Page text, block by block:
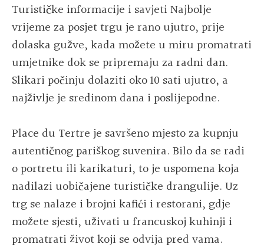
Turističke informacije i savjeti Najbolje
vrijeme za posjet trgu je rano ujutro, prije
dolaska gužve, kada možete u miru promatrati
umjetnike dok se pripremaju za radni dan.
Slikari počinju dolaziti oko 10 sati ujutro, a
najživlje je sredinom dana i poslijepodne.
Place du Tertre je savršeno mjesto za kupnju
autentičnog pariškog suvenira. Bilo da se radi
o portretu ili karikaturi, to je uspomena koja
nadilazi uobičajene turističke drangulije. Uz
trg se nalaze i brojni kafići i restorani, gdje
možete sjesti, uživati u francuskoj kuhinji i
promatrati život koji se odvija pred vama.